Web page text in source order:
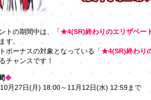
トの期間中は、「★4(SR)終わりのエリザベー
す。
ボーナスの対象となっている「★4(SR)終わり
チャンスです！
◆
月27日(月) 18:00～11月12日(水) 12:59まで